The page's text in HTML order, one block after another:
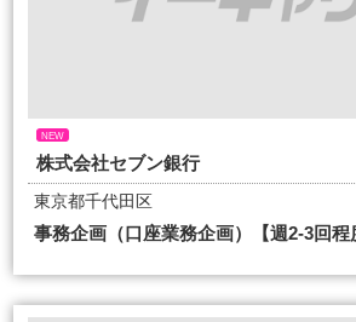
NEW
株式会社セブン銀行
東京都千代田区
事務企画（口座業務企画）【週2-3回程